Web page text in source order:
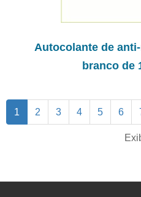
Autocolante de
branco de
1 2 3 4 5 6